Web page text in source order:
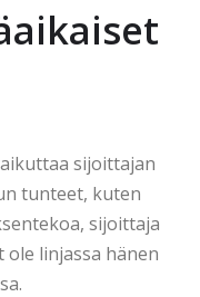
sijoittajan
tunteet, kuten
sijoittaja
linjassa hänen